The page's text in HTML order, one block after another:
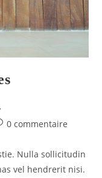
0 commentaire
Nulla sollicitudin
vel hendrerit nisi.